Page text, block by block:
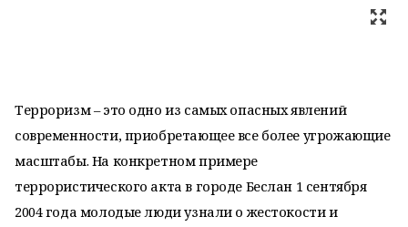
Терроризм – это одно из самых опасных явлений
современности, приобретающее все более угрожающие
масштабы. На конкретном примере
террористического акта в городе Беслан 1 сентября
2004 года молодые люди узнали о жестокости и